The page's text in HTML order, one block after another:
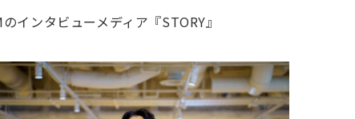
インタビューメディア『STORY』